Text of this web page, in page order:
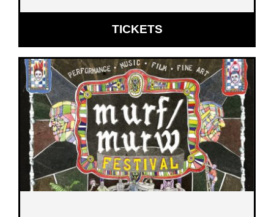
TICKETSOPENT
IN
NIEUW
VENSTER